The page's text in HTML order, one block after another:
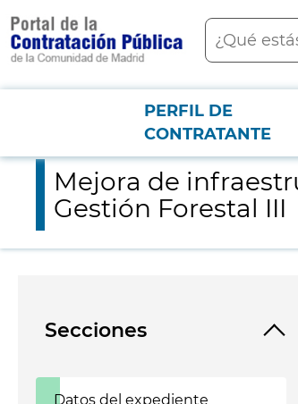
contenido
principal
Buscar
Menú PCON
PERFIL DE
CONTRATANTE
Mejora de infraestructuras ganaderas en
Mejora de
Gestión Forestal III
Secciones
Datos del expediente